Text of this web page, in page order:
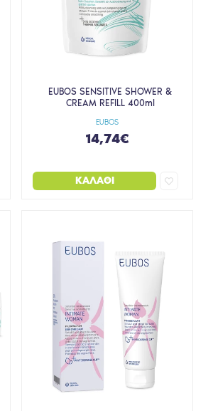
EUBOS
EUBOS SENSITIVE SHOWER &
CREAM REFILL 400ml
14,74€
ΚΑΛΆΘΙ